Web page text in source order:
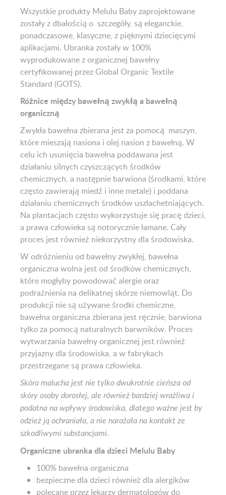
Wszystkie produkty Melulu Baby zaprojektowane
zostały z dbałością o szczegóły, są eleganckie,
ponadczasowe, klasyczne, z pięknymi dziecięcymi
aplikacjami. Ubranka zostały w 100%
wyprodukowane z organicznej bawełny
certyfikowanej przez Global Organic Textile
Standard (GOTS).
Różnice między bawełną zwykłą a bawełną
organiczną
Zwykła bawełna zbierana jest za pomocą maszyn,
które mieszają nasiona i olej nasion z bawełną. W
celu ich usunięcia bawełna poddawana jest
działaniu silnych czyszczących środków
chemicznych, a następnie barwiona (środkami, które
często zawierają miedź i inne metale) i poddana
działaniu chemicznych środków uszlachetniających.
Na plantacjach często wykorzystuje się pracę dzieci,
a prawa człowieka są notorycznie łamane. Cały
proces jest również niekorzystny dla środowiska.
W odróżnieniu od bawełny zwykłej, bawełna
organiczna wolna jest od środków chemicznych,
które mogłyby powodować alergie oraz
podrażnienia na delikatnej skórze niemowląt. Do
produkcji nie są używane środki chemiczne,
bawełna organiczna zbierana jest ręcznie, barwiona
tylko za pomocą naturalnych barwników. Proces
wytwarzania bawełny organicznej jest również
przyjazny dla środowiska, a w fabrykach
przestrzegane są prawa człowieka.
Skóra malucha jest nie tylko dwukrotnie cieńsza od
skóry osoby dorosłej, ale również bardziej wrażliwa i
podatna na wpływy środowiska, dlatego ważne jest by
odzież ją ochraniała, a nie narażała na kontakt ze
szkodliwymi substancjami.
Organiczne ubranka dla dzieci Melulu Baby
100% bawełna organiczna
bezpieczne dla dzieci również dla alergików
polecane przez lekarzy dermatologów do